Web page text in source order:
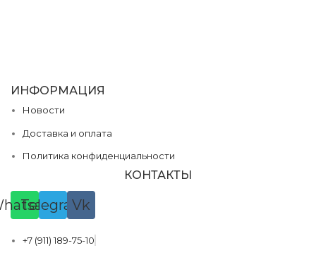
ИНФОРМАЦИЯ
Новости
Доставка и оплата
Политика конфиденциальности
КОНТАКТЫ
Telegram
Vk
+7 (911) 189-75-10